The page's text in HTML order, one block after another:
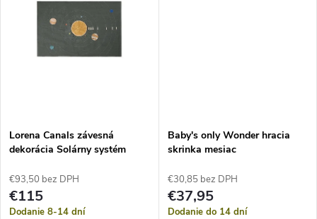
Lorena Canals závesná
dekorácia Solárny systém
€93,50 bez DPH
€115
Dodanie 8-14 dní
Baby's only Wonder hracia
skrinka mesiac
€30,85 bez DPH
€37,95
Dodanie do 14 dní